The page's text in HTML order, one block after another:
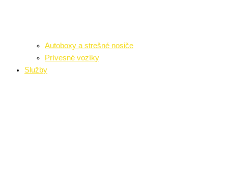
Autoboxy a strešné nosiče
Prívesné vozíky
Služby